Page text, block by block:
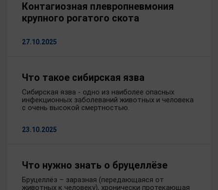
Контагиозная плевропневмония
крупного рогатого скота
27.10.2025
Что такое сибирская язва
Сибирская язва - одно из наиболее опасных
инфекционных заболеваний животных и человека
с очень высокой смертностью.
23.10.2025
Что нужно знать о бруцеллёзе
Бруцеллёз – заразная (передающаяся от
животных к человеку), хронически протекающая